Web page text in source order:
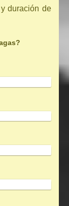
duración de